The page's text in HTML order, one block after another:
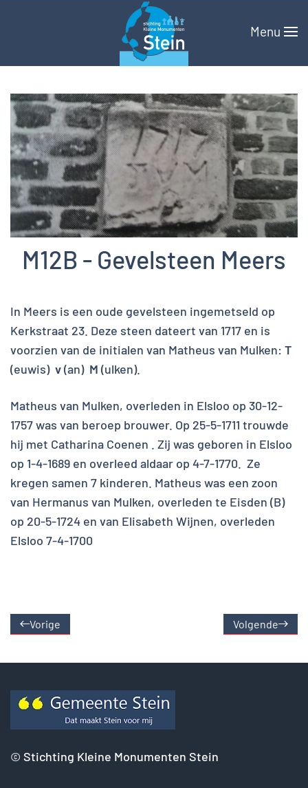
Menu
M12B - Gevelsteen Meers
In Meers is een oude gevelsteen ingemetseld op
Kerkstraat 23. Deze steen dateert van 1717 en is
voorzien van de initialen van Matheus van Mulken: T
(euwis) v(an) M (ulken).
Matheus van Mulken, overleden in Elsloo op 30-12-
1757 was van beroep brouwer. Op 25-5-1711 trouwde
hij met Catharina Coenen . Zij was geboren in Elsloo
op 1-4-1689 en overleed aldaar op 4-7-1770. Ze
kregen samen 7 kinderen. Matheus was een zoon
van Hermanus van Mulken, overleden te Eisden (B)
op 20-5-1724 en van Elisabeth Wijnen, overleden
Elsloo 7-4-1700
Vorige Volgende
© Stichting Kleine Monumenten Stein